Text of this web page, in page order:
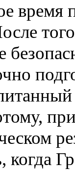
время